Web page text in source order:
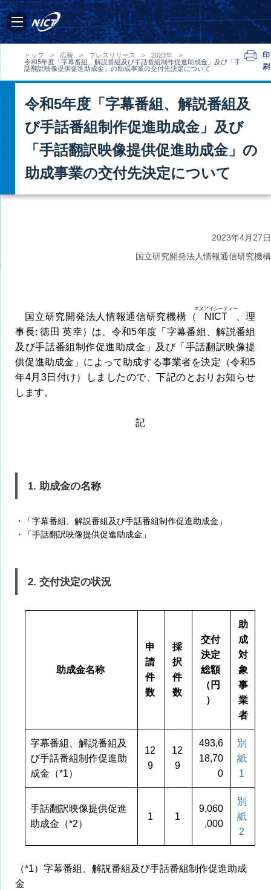
トップ > 広報 > プレスリリース > 2023年
>
令和5年度「字幕番組、解説番組及び手話番組制作促進助成金」及び「手
話翻訳映像提供促進助成金」の助成事業の交付先決定について
印
刷
令和5年度「字幕番組、解説番組及
び手話番組制作促進助成金」及び
「手話翻訳映像提供促進助成金」の
助成事業の交付先決定について
2023年4月27日
国立研究開発法人情報通信研究機構
国立研究開発法人情報通信研究機構（ NICT
エヌアイシーティー
、理
事長: 徳田 英幸）は、令和5年度「字幕番組、解説番組
及び手話番組制作促進助成金」及び「手話翻訳映像提
供促進助成金」によって助成する事業者を決定（令和5
年4月3日付け）しましたので、下記のとおりお知らせ
します。
記
1. 助成金の名称
・「字幕番組、解説番組及び手話番組制作促進助成金」
・「手話翻訳映像提供促進助成金」
2. 交付決定の状況
助成金名称
申
請
件
数
採
択
件
数
交付
決定
総額
（円
）
助
成
対
象
事
業
者
字幕番組、解説番組及
び手話番組制作促進助
成金（*1）
12
9
12
9
493,6
18,70
0
別
紙
1
手話翻訳映像提供促進
助成金（*2）
1 1
9,060
,000
別
紙
2
（*1）字幕番組、解説番組及び手話番組制作促進助成
金